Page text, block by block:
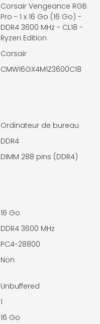
Corsair Vengeance RGB
Pro - 1 x 16 Go (16 Go) -
DDR4 3600 MHz - CL18 -
Ryzen Edition
Corsair
CMW16GX4M1Z3600C18
Ordinateur de bureau
DDR4
DIMM 288 pins (DDR4)
16 Go
DDR4 3600 MHz
PC4-28800
Non
Unbuffered
1
16 Go